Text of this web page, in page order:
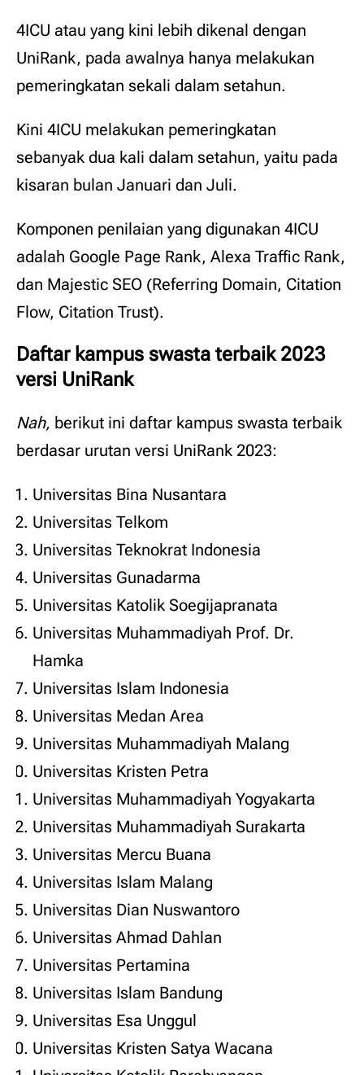
4ICU atau yang kini lebih dikenal dengan
UniRank, pada awalnya hanya melakukan
pemeringkatan sekali dalam setahun.
Kini 4ICU melakukan pemeringkatan
sebanyak dua kali dalam setahun, yaitu pada
kisaran bulan Januari dan Juli.
Komponen penilaian yang digunakan 4ICU
adalah Google Page Rank, Alexa Traffic Rank,
dan Majestic SEO (Referring Domain, Citation
Flow, Citation Trust).
Daftar kampus swasta terbaik 2023
versi UniRank
Nah, berikut ini daftar kampus swasta terbaik
berdasar urutan versi UniRank 2023:
Universitas Bina Nusantara
Universitas Telkom
Universitas Teknokrat Indonesia
Universitas Gunadarma
Universitas Katolik Soegijapranata
Universitas Muhammadiyah Prof. Dr.
Hamka
Universitas Islam Indonesia
Universitas Medan Area
Universitas Muhammadiyah Malang
Universitas Kristen Petra
Universitas Muhammadiyah Yogyakarta
Universitas Muhammadiyah Surakarta
Universitas Mercu Buana
Universitas Islam Malang
Universitas Dian Nuswantoro
Universitas Ahmad Dahlan
Universitas Pertamina
Universitas Islam Bandung
Universitas Esa Unggul
Universitas Kristen Satya Wacana